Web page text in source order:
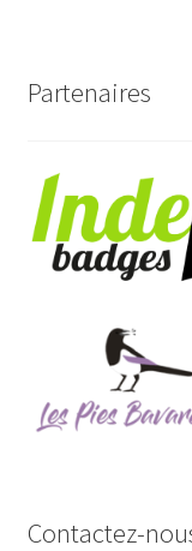
Partenaires
Contactez-